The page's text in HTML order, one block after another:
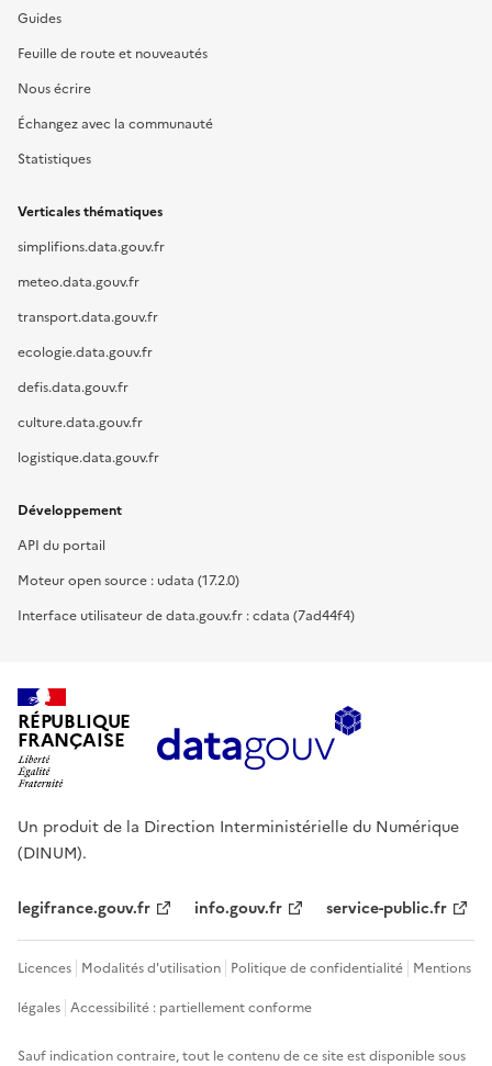
Guides
Feuille de route et nouveautés
Nous écrire
Échangez avec la communauté
Statistiques
Verticales thématiques
simplifions.data.gouv.fr
meteo.data.gouv.fr
transport.data.gouv.fr
ecologie.data.gouv.fr
defis.data.gouv.fr
culture.data.gouv.fr
logistique.data.gouv.fr
Développement
API du portail
Moteur open source : udata (17.2.0)
Interface utilisateur de data.gouv.fr : cdata (7ad44f4)
RÉPUBLIQUE
FRANÇAISE
Un produit de la Direction Interministérielle du Numérique
(DINUM).
legifrance.gouv.fr info.gouv.fr service-public.fr
Licences Modalités d'utilisation Politique de confidentialité Mentions
légales Accessibilité : partiellement conforme
Sauf indication contraire, tout le contenu de ce site est disponible sous